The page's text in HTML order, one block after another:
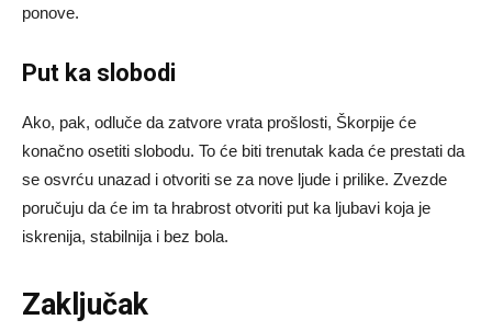
ponove.
Put ka slobodi
Ako, pak, odluče da zatvore vrata prošlosti, Škorpije će
konačno osetiti slobodu. To će biti trenutak kada će prestati da
se osvrću unazad i otvoriti se za nove ljude i prilike. Zvezde
poručuju da će im ta hrabrost otvoriti put ka ljubavi koja je
iskrenija, stabilnija i bez bola.
Zaključak